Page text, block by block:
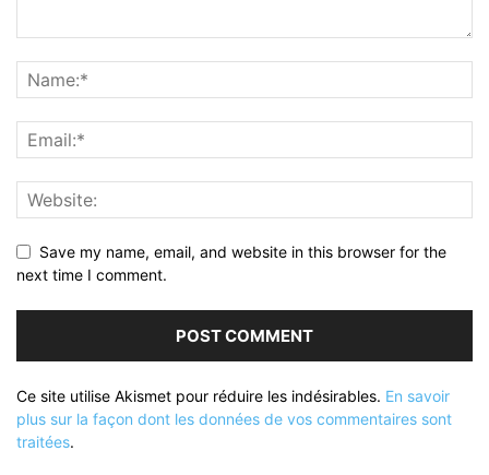
Save my name, email, and website in this browser for the
next time I comment.
Ce site utilise Akismet pour réduire les indésirables. En savoir
plus sur la façon dont les données de vos commentaires sont
traitées.